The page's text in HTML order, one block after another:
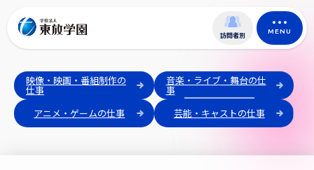
訪問者別 MENU
映像・映画・番組制作の
仕事
音楽・ライブ・舞台の仕
事
アニメ・ゲームの仕事
芸能・キャストの仕事